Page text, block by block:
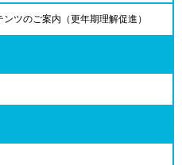
ツのご案内（更年期理解促進）